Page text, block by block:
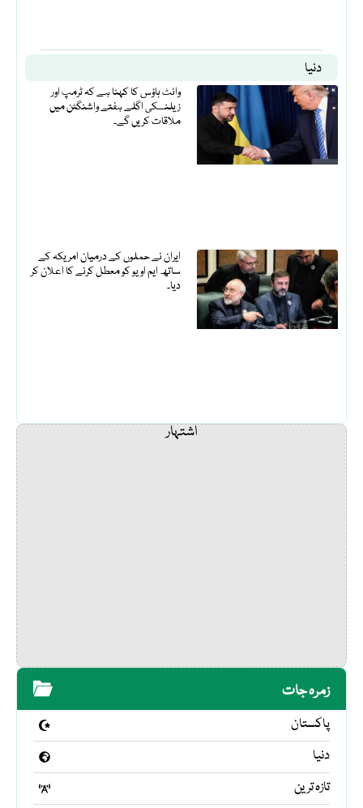
دنیا
وائٹ ہاؤس کا کہنا ہے کہ ٹرمپ اور
زیلنسکی اگلے ہفتے واشنگٹن میں
ملاقات کریں گے۔
ایران نے حملوں کے درمیان امریکہ کے
ساتھ ایم او یو کو معطل کرنے کا اعلان کر
دیا۔
اشتہار
زمرہ جات
پاکستان
دنیا
تازہ ترین